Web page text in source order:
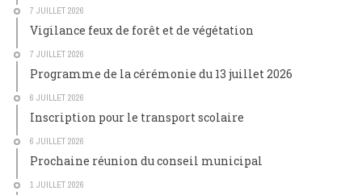
7 JUILLET 2026
Vigilance feux de forêt et de végétation
7 JUILLET 2026
Programme de la cérémonie du 13 juillet 2026
6 JUILLET 2026
Inscription pour le transport scolaire
6 JUILLET 2026
Prochaine réunion du conseil municipal
1 JUILLET 2026